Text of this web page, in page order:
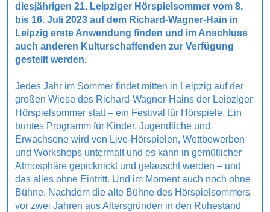
diesjährigen 21. Leipziger Hörspielsommer vom 8.
bis 16. Juli 2023 auf dem Richard-Wagner-Hain in
Leipzig erste Anwendung finden und im Anschluss
auch anderen Kulturschaffenden zur Verfügung
gestellt werden.
Jedes Jahr im Sommer findet mitten in Leipzig auf der
großen Wiese des Richard-Wagner-Hains der Leipziger
Hörspielsommer statt – ein Festival für Hörspiele. Ein
buntes Programm für Kinder, Jugendliche und
Erwachsene wird von Live-Hörspielen, Wettbewerben
und Workshops untermalt und es kann in gemütlicher
Atmosphäre gepicknickt und gelauscht werden – und
das alles ohne Eintritt. Und im Moment auch noch ohne
Bühne. Nachdem die alte Bühne des Hörspielsommers
vor zwei Jahren aus Altersgründen in den Ruhestand